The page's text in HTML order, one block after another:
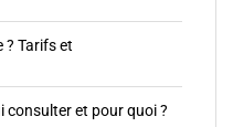
? Tarifs et
consulter et pour quoi ?